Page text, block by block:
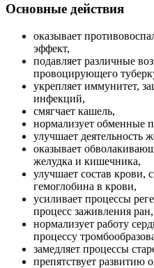
Основные действия
оказывает
эффект,
подавляет различные
провоцирующего
укрепляет иммунитет,
инфекций,
смягчает кашель,
нормализует обменные
улучшает деятельность
оказывает
желудка и кишечника,
улучшает состав крови,
гемоглобина в крови,
усиливает процессы
процесс заживления
нормализует работу
процессу
замедляет процессы
препятствует развитию